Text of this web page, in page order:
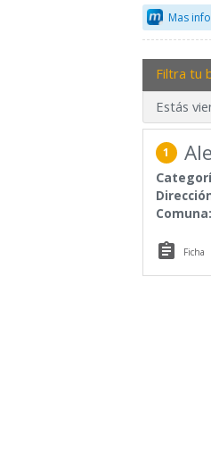
Mas
Filtra tu
Estás
1
Comuna:
 Ficha